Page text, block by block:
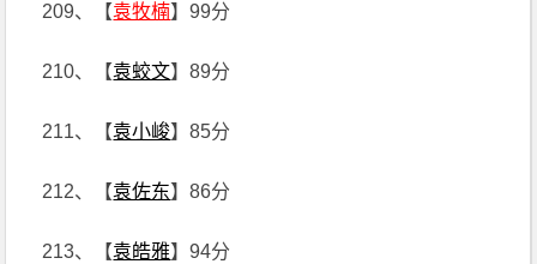
209、【袁牧楠】99分
210、【袁蛟文】89分
211、【袁小峻】85分
212、【袁佐东】86分
213、【袁皓雅】94分